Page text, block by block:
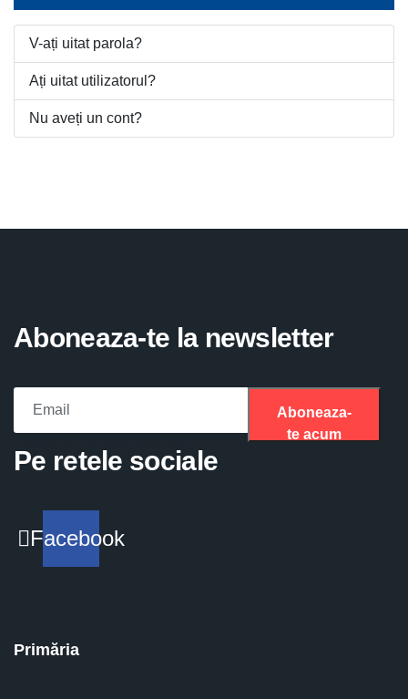
V-ați uitat parola?
Ați uitat utilizatorul?
Nu aveți un cont?
Aboneaza-te la newsletter
Aboneaza-
te acum
Pe retele sociale
Facebook
Primăria